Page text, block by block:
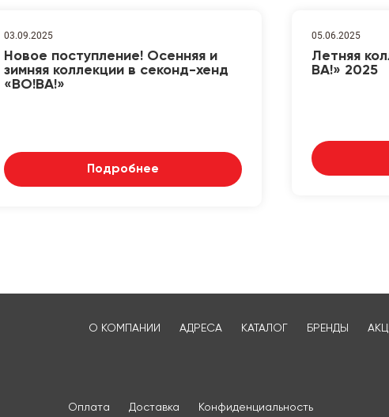
03.09.2025
Новое поступление! Осенняя и
зимняя коллекции в секонд-хенд
«ВО!ВА!»
Подробнее
05.06.2025
Летняя
ВА!» 2025
О КОМПАНИИ АДРЕСА КАТАЛОГ БРЕНДЫ
Оплата Доставка
Конфиденциальность